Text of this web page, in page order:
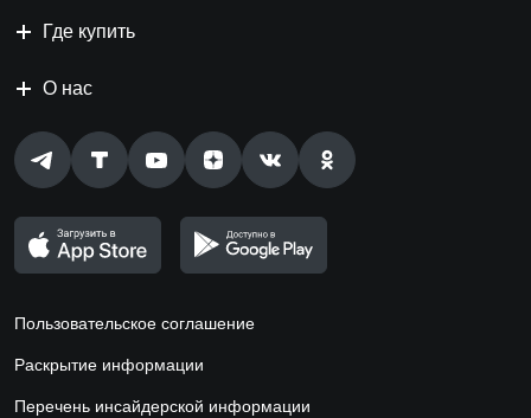
Где купить
О нас
Пользовательское соглашение
Раскрытие информации
Перечень инсайдерской информации